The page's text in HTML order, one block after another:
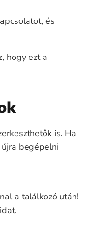
és
hogy ezt a
is. Ha
begépelni
a találkozó után!